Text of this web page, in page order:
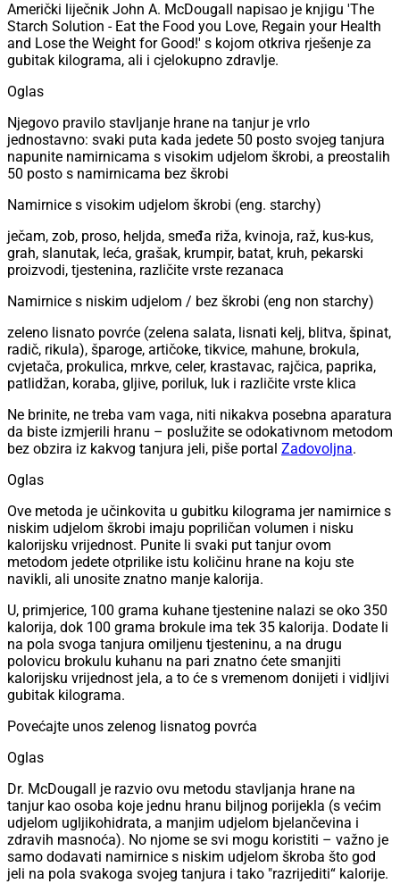
Američki liječnik John A. McDougall napisao je knjigu 'The
Starch Solution - Eat the Food you Love, Regain your Health
and Lose the Weight for Good!' s kojom otkriva rješenje za
gubitak kilograma, ali i cjelokupno zdravlje.
Oglas
Njegovo pravilo stavljanje hrane na tanjur je vrlo
jednostavno: svaki puta kada jedete 50 posto svojeg tanjura
napunite namirnicama s visokim udjelom škrobi, a preostalih
50 posto s namirnicama bez škrobi
Namirnice s visokim udjelom škrobi (eng. starchy)
ječam, zob, proso, heljda, smeđa riža, kvinoja, raž, kus-kus,
grah, slanutak, leća, grašak, krumpir, batat, kruh, pekarski
proizvodi, tjestenina, različite vrste rezanaca
Namirnice s niskim udjelom / bez škrobi (eng non starchy)
zeleno lisnato povrće (zelena salata, lisnati kelj, blitva, špinat,
radič, rikula), šparoge, artičoke, tikvice, mahune, brokula,
cvjetača, prokulica, mrkve, celer, krastavac, rajčica, paprika,
patlidžan, koraba, gljive, poriluk, luk i različite vrste klica
Ne brinite, ne treba vam vaga, niti nikakva posebna aparatura
da biste izmjerili hranu – poslužite se odokativnom metodom
bez obzira iz kakvog tanjura jeli, piše portal Zadovoljna.
Oglas
Ove metoda je učinkovita u gubitku kilograma jer namirnice s
niskim udjelom škrobi imaju popriličan volumen i nisku
kalorijsku vrijednost. Punite li svaki put tanjur ovom
metodom jedete otprilike istu količinu hrane na koju ste
navikli, ali unosite znatno manje kalorija.
U, primjerice, 100 grama kuhane tjestenine nalazi se oko 350
kalorija, dok 100 grama brokule ima tek 35 kalorija. Dodate li
na pola svoga tanjura omiljenu tjesteninu, a na drugu
polovicu brokulu kuhanu na pari znatno ćete smanjiti
kalorijsku vrijednost jela, a to će s vremenom donijeti i vidljivi
gubitak kilograma.
Povećajte unos zelenog lisnatog povrća
Oglas
Dr. McDougall je razvio ovu metodu stavljanja hrane na
tanjur kao osoba koje jednu hranu biljnog porijekla (s većim
udjelom ugljikohidrata, a manjim udjelom bjelančevina i
zdravih masnoća). No njome se svi mogu koristiti – važno je
samo dodavati namirnice s niskim udjelom škroba što god
jeli na pola svakoga svojeg tanjura i tako "razrijediti“ kalorije.